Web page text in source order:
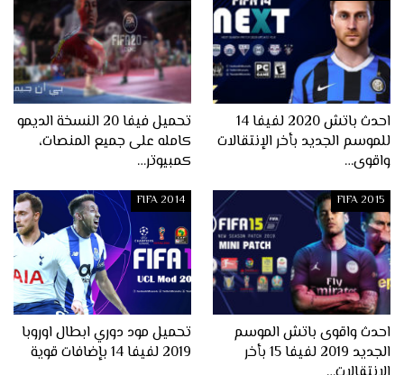
احدث باتش 2020 لفيفا 14
للموسم الجديد بأخر الإنتقالات
واقوى…
تحميل فيفا 20 النسخة الديمو
كامله على جميع المنصات،
كمبيوتر…
FIFA 2015
احدث واقوى باتش الموسم
الجديد 2019 لفيفا 15 بأخر
FIFA 2014
تحميل مود دوري ابطال اوروبا
2019 لفيفا 14 بإضافات قوية